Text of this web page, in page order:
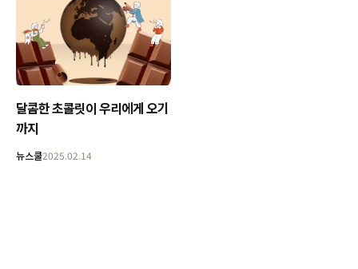
달콤한 초콜릿이 우리에게 오기
까지
뉴스쿨2025.02.14